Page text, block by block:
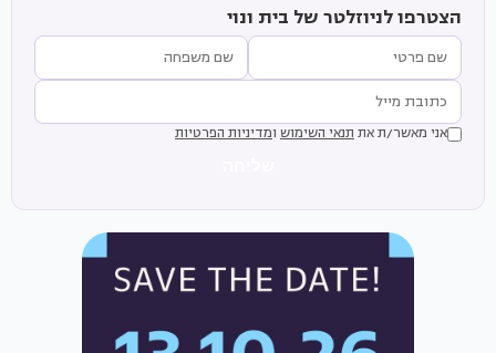
הצטרפו לניוזלטר של בית ונוי
אני מאשר/ת את תנאי השימוש ומדיניות הפרטיות